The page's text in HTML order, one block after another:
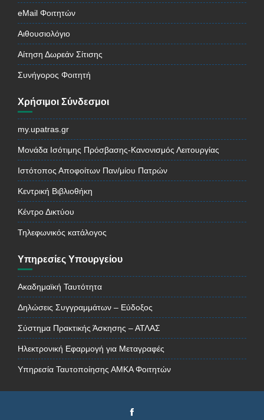
eMail Φοιτητών
Αιθουσιολόγιο
Αίτηση Δωρεάν Σίτισης
Συνήγορος Φοιτητή
Χρήσιμοι Σύνδεσμοι
my.upatras.gr
Μονάδα Ισότιμης Πρόσβασης-Κανονισμός Λειτουργίας
Ιστότοπος Αποφοίτων Παν/μίου Πατρών
Κεντρική Βιβλιοθήκη
Κέντρο Δικτύου
Τηλεφωνικός κατάλογος
Υπηρεσίες Υπουργείου
Ακαδημαϊκή Ταυτότητα
Δηλώσεις Συγγραμμάτων – Εύδοξος
Σύστημα Πρακτικής Άσκησης – ΑΤΛΑΣ
Ηλεκτρονική Εφαρμογή για Μεταγραφές
Υπηρεσία Ταυτοποίησης ΑΜΚΑ Φοιτητών